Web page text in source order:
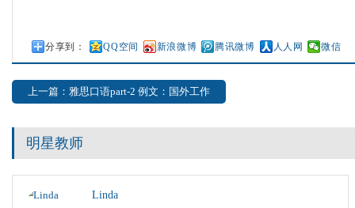
分享到： QQ空间 新浪微博 腾讯微博 人人网 微信
上一篇：雅思口语part-2 例文：国外工作
明星教师
Linda